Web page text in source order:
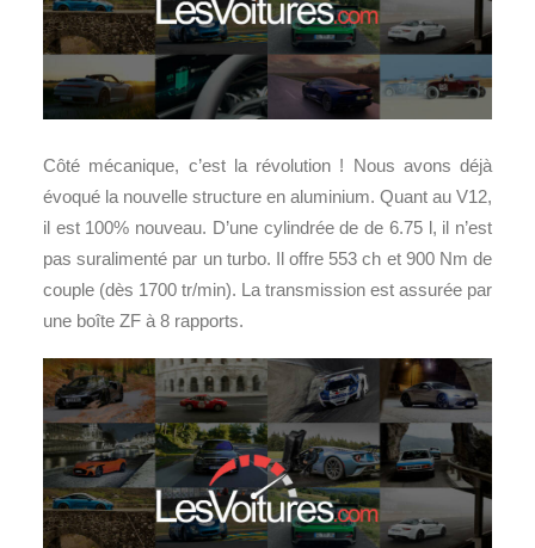
Côté mécanique, c’est la révolution ! Nous avons déjà
évoqué la nouvelle structure en aluminium. Quant au V12,
il est 100% nouveau. D’une cylindrée de de 6.75 l, il n’est
pas suralimenté par un turbo. Il offre 553 ch et 900 Nm de
couple (dès 1700 tr/min). La transmission est assurée par
une boîte ZF à 8 rapports.